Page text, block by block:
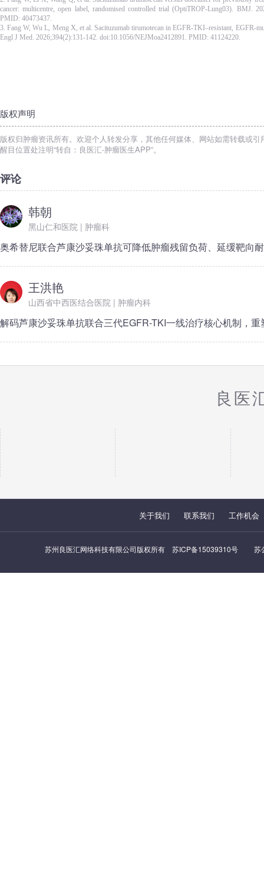
cancer: multicentre, open label, randomised controlled trial (OptiTROP-Lung03). BMJ.
PMID: 40473437.
3. Fang W, Wu L, Meng X, et al. Sacituzumab tirumotecan in EGFR-TKI–resistant, EGFR-
Engl J Med. 2026;394(2):131-142. doi:10.1056/NEJMoa2412891. PMID: 41124220.
版权声明
版权归肿瘤资讯所有。欢迎个人转发分享，其他任何媒体、网站如需转载或
醒目位置处注明“转自：良医汇-肿瘤医生APP”。
评论
韩朝
黑山仁和医院 | 肿瘤科
奥希替尼联合芦康沙妥珠单抗可降低肿瘤残留负荷、延缓靶向
王洪艳
山西省中西医结合医院 | 肿瘤内科
解码芦康沙妥珠单抗联合三代EGFR-TKI一线治疗核心机制，
良医
关于我们 联系我们 工作机会
苏州良医汇网络科技有限公司版权所有 苏ICP备15039310号 苏